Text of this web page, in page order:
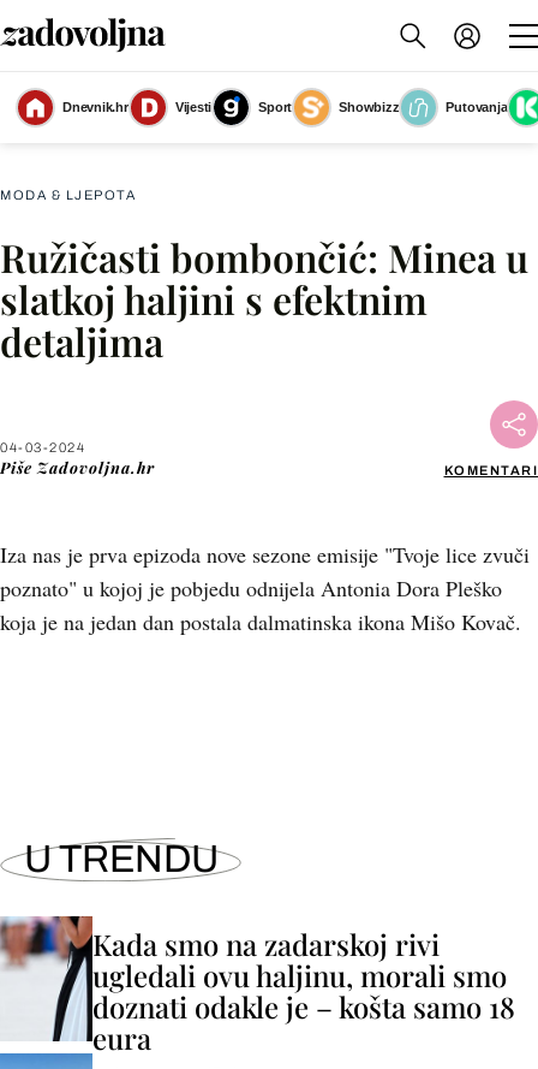
Dnevnik.hr Vijesti Sport Showbizz
Putovanja
Minea u prvoj epizodi TLZP-a(Foto: Instagram@minea.official)
MODA & LJEPOTA
Ružičasti bombončić: Minea u
slatkoj haljini s efektnim
detaljima
04-03-2024
Piše Zadovoljna.hr KOMENTARI
Iza nas je prva epizoda nove sezone emisije "Tvoje lice zvuči
poznato" u kojoj je pobjedu odnijela Antonia Dora Pleško
koja je na jedan dan postala dalmatinska ikona Mišo Kovač.
Facebook
X
U TRENDU
Kada smo na zadarskoj rivi
ugledali ovu haljinu, morali smo
doznati odakle je – košta samo 18
eura